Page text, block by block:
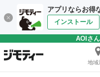
アプリならお得
インストール
AOIさ
地域